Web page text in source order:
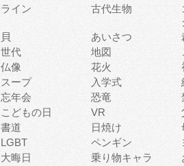
ライン 古代生物
貝 あいさつ
世代 地図
仏像 花火
スープ 入学式
忘年会 恐竜
こどもの日 VR
書道 日焼け
LGBT ペンギン
大晦日 乗り物キャラ